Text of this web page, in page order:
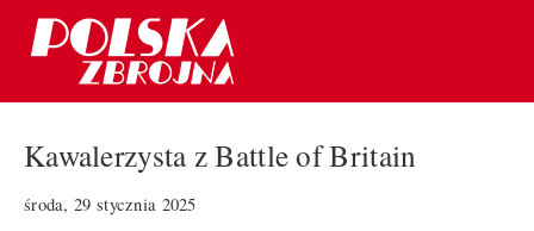
Kawalerzysta z Battle of Britain
środa, 29 stycznia 2025